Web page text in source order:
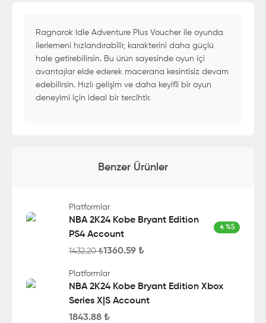
Ragnarok Idle Adventure Plus Voucher ile oyunda
ilerlemeni hızlandırabilir, karakterini daha güçlü
hale getirebilirsin. Bu ürün sayesinde oyun içi
avantajlar elde ederek macerana kesintisiz devam
edebilirsin. Hızlı gelişim ve daha keyifli bir oyun
deneyimi için ideal bir tercihtir.
Benzer Ürünler
Platformlar
NBA 2K24 Kobe Bryant Edition
PS4 Account
%5
1432.20₺1360.59 ₺
Platformlar
NBA 2K24 Kobe Bryant Edition Xbox
Series X|S Account
1843.88 ₺